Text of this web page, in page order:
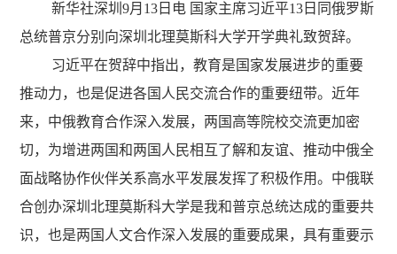
新华社深圳9月13日电 国家主席习近平13日同俄罗斯
总统普京分别向深圳北理莫斯科大学开学典礼致贺辞。
习近平在贺辞中指出，教育是国家发展进步的重要
推动力，也是促进各国人民交流合作的重要纽带。近年
来，中俄教育合作深入发展，两国高等院校交流更加密
切，为增进两国和两国人民相互了解和友谊、推动中俄全
面战略协作伙伴关系高水平发展发挥了积极作用。中俄联
合创办深圳北理莫斯科大学是我和普京总统达成的重要共
识，也是两国人文合作深入发展的重要成果，具有重要示